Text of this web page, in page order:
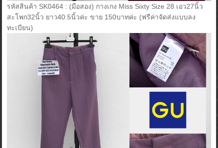
รหัสสินค้า SK0464 : (มือสอง) กางเกง Miss Sixty Size 28 เอว27นิ้ว
สะโพก32นิ้ว ยาว40.5นิ้วค่ะ ขาย 150บาทค่ะ (ฟรีค่าจัดส่งแบบลง
ทะเบียน)